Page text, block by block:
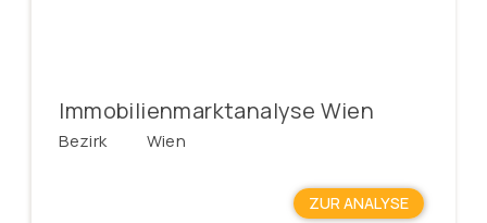
Immobilienmarktanalyse Wien
Bezirk Wien
ZUR ANALYSE